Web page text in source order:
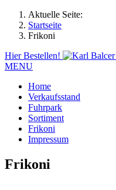
Aktuelle Seite:
Startseite
Frikoni
Hier Bestellen!
MENU
Home
Verkaufsstand
Fuhrpark
Sortiment
Frikoni
Impressum
Frikoni